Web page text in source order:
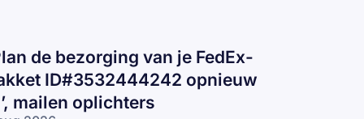
de bezorging van je FedEx-
ID#3532444242 opnieuw
mailen oplichters